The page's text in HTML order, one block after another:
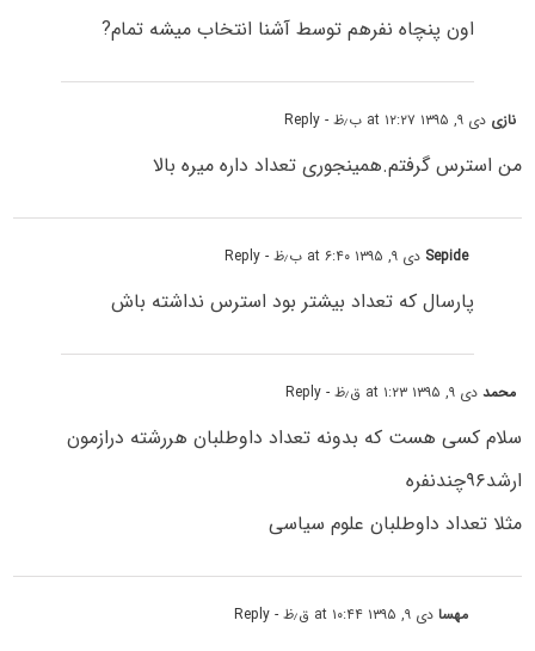
اون پنچاه نفرهم توسط آشنا انتخاب میشه تمام?
نازی دی ۹, ۱۳۹۵ at ۱۲:۲۷ ب٫ظ - Reply
من استرس گرفتم.همینجوری تعداد داره میره بالا
Sepide دی ۹, ۱۳۹۵ at ۶:۴۰ ب٫ظ - Reply
پارسال که تعداد بیشتر بود استرس نداشته باش
محمددی ۹, ۱۳۹۵ at ۱:۲۳ ق٫ظ - Reply
سلام کسی هست که بدونه تعداد داوطلبان هررشته درازمون
ارشد۹۶چندنفره
مثلا تعداد داوطلبان علوم سیاسی
مهسادی ۹, ۱۳۹۵ at ۱۰:۴۴ ق٫ظ - Reply